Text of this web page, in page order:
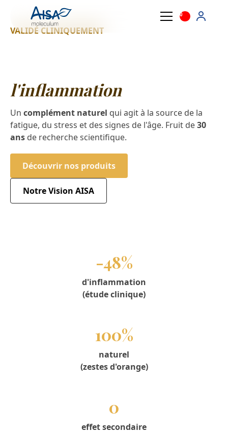
0
VALIDÉ CLINIQUEMENT
l'inflammation
Un complément naturel qui agit à la source de la
fatigue, du stress et des signes de l'âge. Fruit de30
ans de recherche scientifique.
Découvrir nos produits
Notre Vision AISA
-48%
d'inflammation
(étude clinique)
100%
naturel
(zestes d'orange)
0
effet secondaire